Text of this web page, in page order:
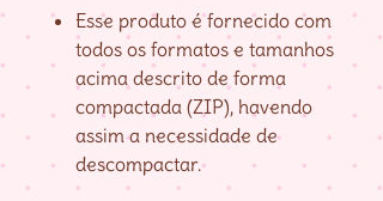
Esse produto é fornecido com
todos os formatos e tamanhos
acima descrito de forma
compactada (ZIP), havendo
assim a necessidade de
descompactar.